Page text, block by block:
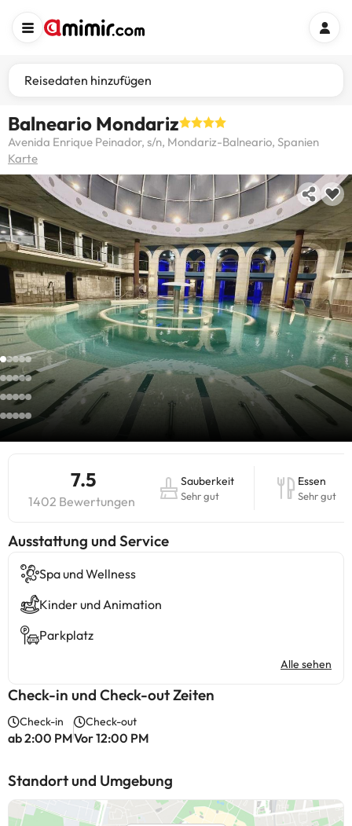
Reisedaten hinzufügen
Balneario Mondariz
Avenida Enrique Peinador, s/n, Mondariz-Balneario, Spanien
Karte
7.5
1402 Bewertungen
Sauberkeit
Sehr gut
Essen
Sehr gut
​Ausstattung und Service
Spa und Wellness
Kinder und Animation
Parkplatz
Alle sehen
Check-in und Check-out Zeiten
Check-in
ab 2:00 PM
Check-out
Vor 12:00 PM
Standort und Umgebung